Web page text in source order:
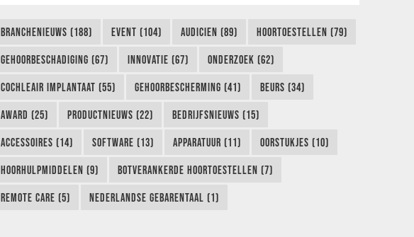
BRANCHENIEUWS (188) EVENT (104) AUDICIEN (89) HOORTOESTELLEN (79)
GEHOORBESCHADIGING (67) INNOVATIE (67) ONDERZOEK (62)
COCHLEAIR IMPLANTAAT (55) GEHOORBESCHERMING (41) BEURS (34)
AWARD (25) PRODUCTNIEUWS (22) BEDRIJFSNIEUWS (15)
ACCESSOIRES (14) SOFTWARE (13) APPARATUUR (11) OORSTUKJES (10)
HOORHULPMIDDELEN (9) BOTVERANKERDE HOORTOESTELLEN (7)
REMOTE CARE (5) NEDERLANDSE GEBARENTAAL (1)